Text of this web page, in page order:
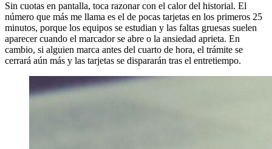
Sin cuotas en pantalla, toca razonar con el calor del historial. El
número que más me llama es el de pocas tarjetas en los primeros 25
minutos, porque los equipos se estudian y las faltas gruesas suelen
aparecer cuando el marcador se abre o la ansiedad aprieta. En
cambio, si alguien marca antes del cuarto de hora, el trámite se
cerrará aún más y las tarjetas se dispararán tras el entretiempo.